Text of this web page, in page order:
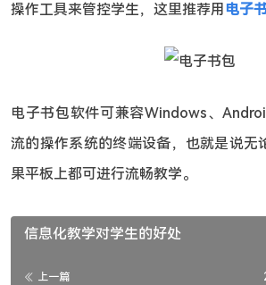
操作工具来管控学生，这里推荐用 电子
电子书包软件可兼容Windows、
流的操作系统的终端设备，也就是说无
果平板上都可进行流畅教学。
信息化教学对学生的好处
上一篇